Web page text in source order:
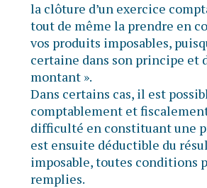
la clôture d’un exercice
tout de même la prendre en
vos produits imposables,
certaine dans son principe et
montant ».
Dans certains cas, il est
comptablement et
difficulté en constituant une
est ensuite déductible du
imposable, toutes conditions
remplies.